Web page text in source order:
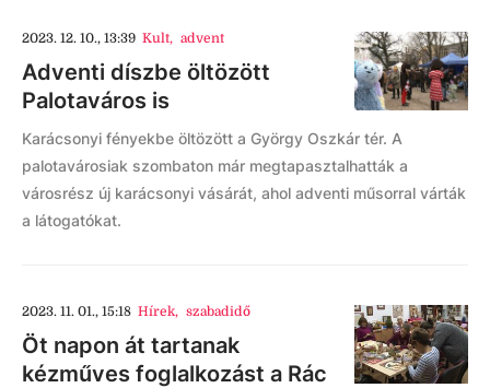
2023. 12. 10., 13:39 Kult, advent
Adventi díszbe öltözött
Palotaváros is
Karácsonyi fényekbe öltözött a György Oszkár tér. A
palotavárosiak szombaton már megtapasztalhatták a
városrész új karácsonyi vásárát, ahol adventi műsorral várták
a látogatókat.
2023. 11. 01., 15:18 Hírek, szabadidő
Öt napon át tartanak
kézműves foglalkozást a Rác